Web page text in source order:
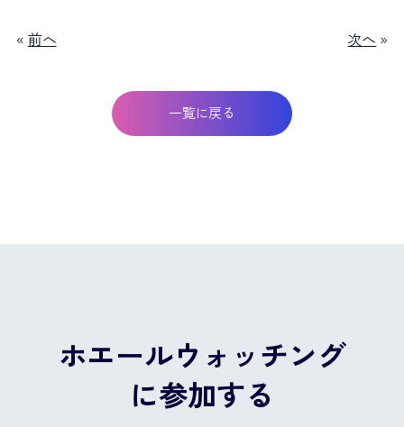
« 前へ 次へ »
一覧に戻る
ホエールウォッチング
に参加する